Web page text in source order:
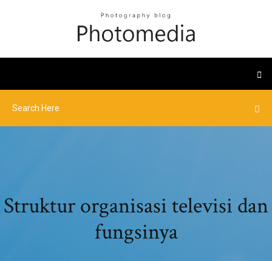
Struktur organisasi televisi dan
fungsinya